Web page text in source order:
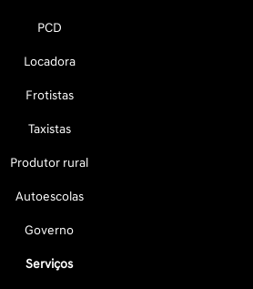
PCD
Locadora
Frotistas
Taxistas
Produtor rural
Autoescolas
Governo
Serviços